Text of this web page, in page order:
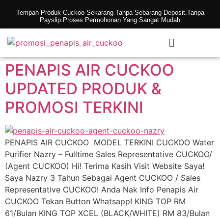
Tempah Produk Cuckoo Sekarang Tanpa Sebarang Deposit.Tanpa
Payslip.Proses Permohonan Yang Sangat Mudah
PENAPIS AIR CUCKOO
UPDATED PRODUK &
PROMOSI TERKINI
PENAPIS AIR CUCKOO MODEL TERKINI CUCKOO Water
Purifier Nazry – Fulltime Sales Representative CUCKOO/
(Agent CUCKOO) Hi! Terima Kasih Visit Website Saya!
Saya Nazry 3 Tahun Sebagai Agent CUCKOO / Sales
Representative CUCKOO! Anda Nak Info Penapis Air
CUCKOO Tekan Button Whatsapp! KING TOP RM
61/Bulan KING TOP XCEL (BLACK/WHITE) RM 83/Bulan